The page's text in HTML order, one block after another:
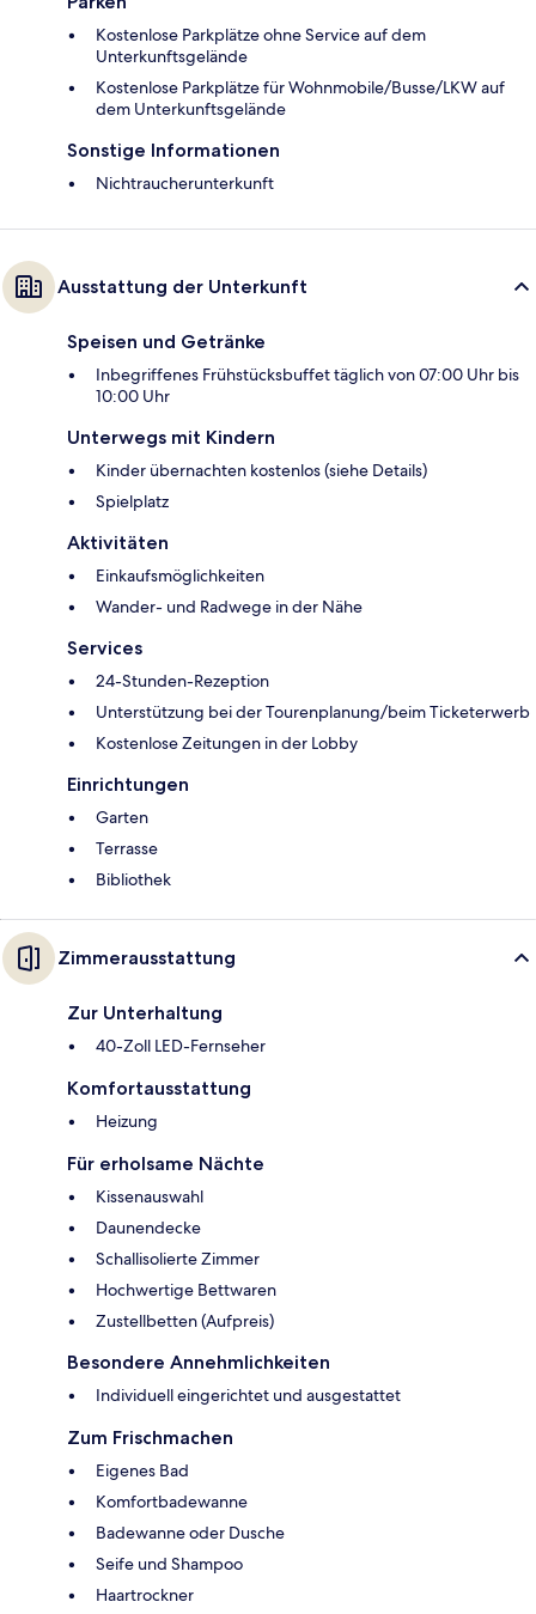
Kostenlose Parkplätze ohne Service auf dem
Unterkunftsgelände
Kostenlose Parkplätze für Wohnmobile/Busse/LKW auf
dem Unterkunftsgelände
Sonstige Informationen
Nichtraucherunterkunft
Ausstattung der Unterkunft
Speisen und Getränke
Inbegriffenes Frühstücksbuffet täglich von 07:00 Uhr bis
10:00 Uhr
Unterwegs mit Kindern
Kinder übernachten kostenlos (siehe Details)
Spielplatz
Aktivitäten
Einkaufsmöglichkeiten
Wander- und Radwege in der Nähe
Services
24-Stunden-Rezeption
Unterstützung bei der Tourenplanung/beim Ticketerwerb
Kostenlose Zeitungen in der Lobby
Einrichtungen
Garten
Terrasse
Bibliothek
Zimmerausstattung
Zur Unterhaltung
40-Zoll LED-Fernseher
Komfortausstattung
Heizung
Für erholsame Nächte
Kissenauswahl
Daunendecke
Schallisolierte Zimmer
Hochwertige Bettwaren
Zustellbetten (Aufpreis)
Besondere Annehmlichkeiten
Individuell eingerichtet und ausgestattet
Zum Frischmachen
Eigenes Bad
Komfortbadewanne
Badewanne oder Dusche
Seife und Shampoo
Haartrockner